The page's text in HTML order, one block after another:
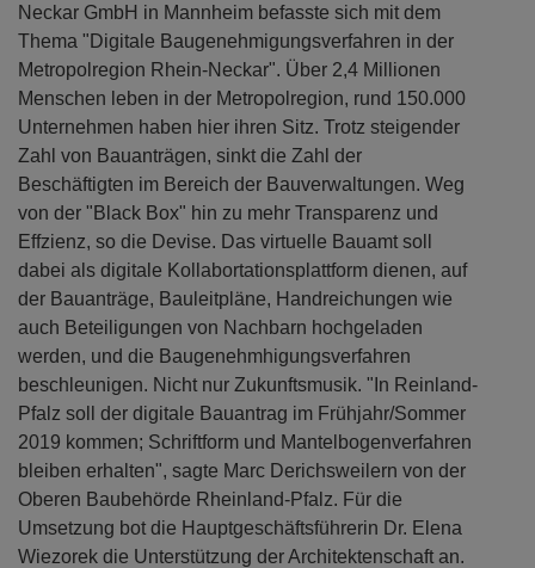
Neckar GmbH in Mannheim befasste sich mit dem
Thema "Digitale Baugenehmigungsverfahren in der
Metropolregion Rhein-Neckar". Über 2,4 Millionen
Menschen leben in der Metropolregion, rund 150.000
Unternehmen haben hier ihren Sitz. Trotz steigender
Zahl von Bauanträgen, sinkt die Zahl der
Beschäftigten im Bereich der Bauverwaltungen. Weg
von der "Black Box" hin zu mehr Transparenz und
Effzienz, so die Devise. Das virtuelle Bauamt soll
dabei als digitale Kollabortationsplattform dienen, auf
der Bauanträge, Bauleitpläne, Handreichungen wie
auch Beteiligungen von Nachbarn hochgeladen
werden, und die Baugenehmhigungsverfahren
beschleunigen. Nicht nur Zukunftsmusik. "In Reinland-
Pfalz soll der digitale Bauantrag im Frühjahr/Sommer
2019 kommen; Schriftform und Mantelbogenverfahren
bleiben erhalten", sagte Marc Derichsweilern von der
Oberen Baubehörde Rheinland-Pfalz. Für die
Umsetzung bot die Hauptgeschäftsführerin Dr. Elena
Wiezorek die Unterstützung der Architektenschaft an.